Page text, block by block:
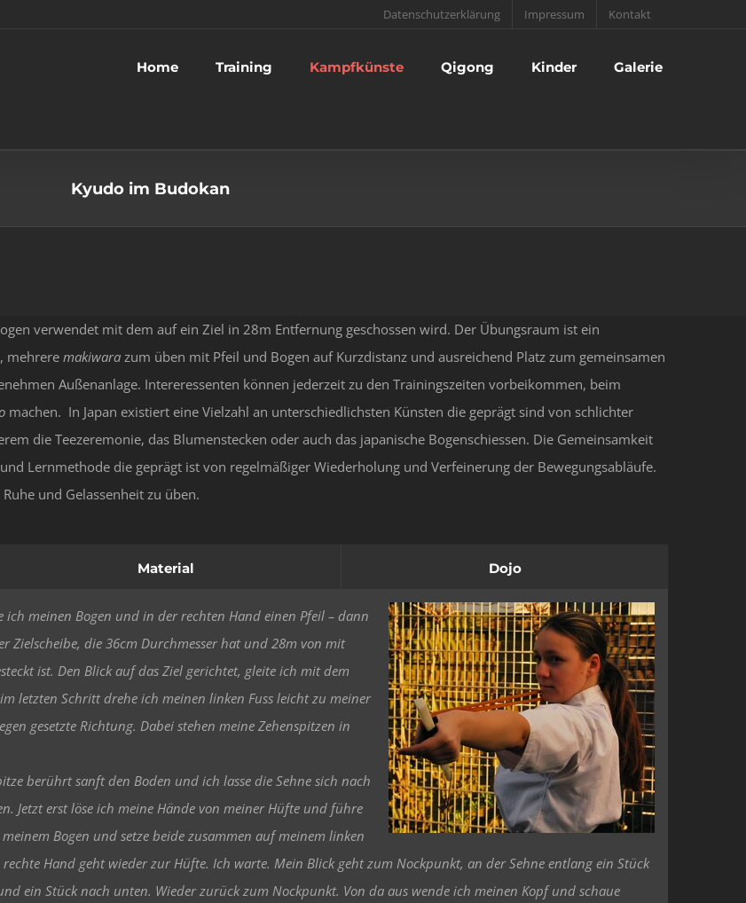
Datenschutzerklärung Impressum Kontakt
Home Training Kampfkünste Qigong Kinder Galerie
Kyudo im Budokan
verwendet mit dem auf ein Ziel in 28m Entfernung geschossen wird. Der Übungsraum ist ein
mehrere makiwara zum üben mit Pfeil und Bogen auf Kurzdistanz und ausreichend Platz zum gemeinsamen
Außenanlage. Intereressenten können jederzeit zu den Trainingszeiten vorbeikommen, beim
machen. In Japan existiert eine Vielzahl an unterschiedlichsten Künsten die geprägt sind von schlichter
die Teezeremonie, das Blumenstecken oder auch das japanische Bogenschiessen. Die Gemeinsamkeit
Lernmethode die geprägt ist von regelmäßiger Wiederholung und Verfeinerung der Bewegungsabläufe.
und Gelassenheit zu üben.
Material Dojo
meinen Bogen und in der rechten Hand einen Pfeil – dann
Zielscheibe, die 36cm Durchmesser hat und 28m von mit
ist. Den Blick auf das Ziel gerichtet, gleite ich mit dem
letzten Schritt drehe ich meinen linken Fuss leicht zu meiner
gesetzte Richtung. Dabei stehen meine Zehenspitzen in
berührt sanft den Boden und ich lasse die Sehne sich nach
Jetzt erst löse ich meine Hände von meiner Hüfte und führe
Bogen und setze beide zusammen auf meinem linken
rechte Hand geht wieder zur Hüfte. Ich warte. Mein Blick geht zum Nockpunkt, an der Sehne entlang ein Stück
ein Stück nach unten. Wieder zurück zum Nockpunkt. Von da aus wende ich meinen Kopf und schaue